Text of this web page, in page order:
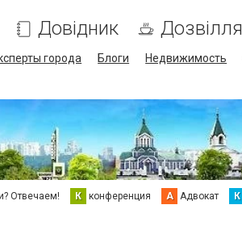
Довідник Дозвілля
города Блоги Недвижимость
Отвечаем! К конференция А Адвокат К